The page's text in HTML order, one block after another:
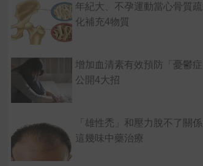
年紀大、不孕運動當心骨質
化補充4物質
增加血清素有效預防「憂鬱
公開4大招
「雄性禿」和壓力脫不了關
這幾味中藥治療